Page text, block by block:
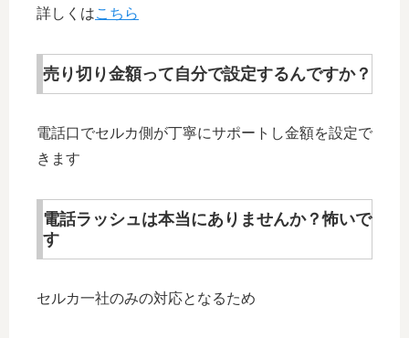
詳しくはこちら
売り切り金額って自分で設定するんですか？
電話口でセルカ側が丁寧にサポートし金額を設定で
きます
電話ラッシュは本当にありませんか？怖いで
す
セルカ一社のみの対応となるため